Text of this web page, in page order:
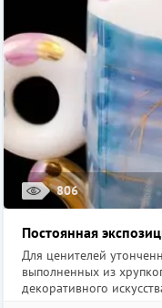
806
Постоянная
Для ценителей
выполненных из
декоративного